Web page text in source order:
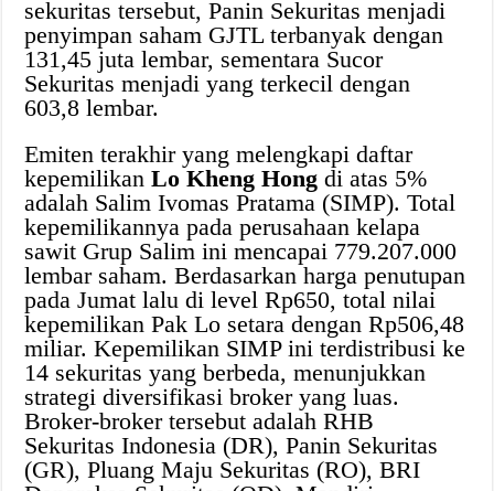
sekuritas tersebut, Panin Sekuritas menjadi
penyimpan saham GJTL terbanyak dengan
131,45 juta lembar, sementara Sucor
Sekuritas menjadi yang terkecil dengan
603,8 lembar.
Emiten terakhir yang melengkapi daftar
kepemilikanLo Kheng Hong di atas 5%
adalah Salim Ivomas Pratama (SIMP). Total
kepemilikannya pada perusahaan kelapa
sawit Grup Salim ini mencapai 779.207.000
lembar saham. Berdasarkan harga penutupan
pada Jumat lalu di level Rp650, total nilai
kepemilikan Pak Lo setara dengan Rp506,48
miliar. Kepemilikan SIMP ini terdistribusi ke
14 sekuritas yang berbeda, menunjukkan
strategi diversifikasi broker yang luas.
Broker-broker tersebut adalah RHB
Sekuritas Indonesia (DR), Panin Sekuritas
(GR), Pluang Maju Sekuritas (RO), BRI